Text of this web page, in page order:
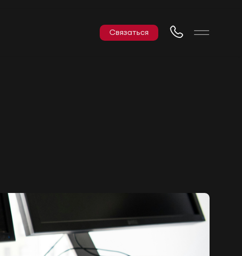
Связаться